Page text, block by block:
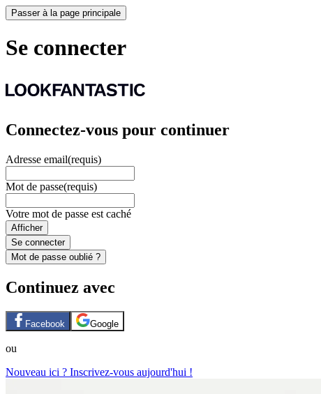
Passer à la page principale
Se connecter
Connectez-vous pour continuer
Adresse email(requis)
Mot de passe(requis)
Votre mot de passe est caché
Afficher
Se connecter
Mot de passe oublié ?
Continuez avec
Facebook Google
ou
Nouveau ici ? Inscrivez-vous aujourd'hui !